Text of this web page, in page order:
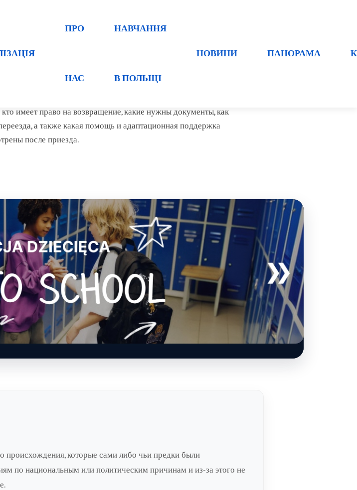
ПРО
НАС
НАВЧАННЯ
В ПОЛЬЩІ
НОВИНИ ПАНОРАМА
Польщі у 2026 році
имеет право на возвращение, какие нужны документы, как
а также какая помощь и адаптационная поддержка
после приезда.
происхождения, которые сами либо чьи предки были
по национальным или политическим причинам и из-за этого не